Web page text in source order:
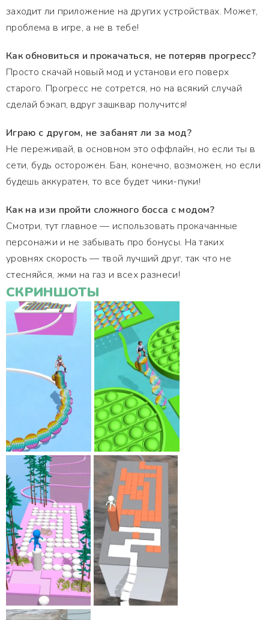
заходит ли приложение на других устройствах. Может,
проблема в игре, а не в тебе!
Как обновиться и прокачаться, не потеряв прогресс?
Просто скачай новый мод и установи его поверх
старого. Прогресс не сотрется, но на всякий случай
сделай бэкап, вдруг зашквар получится!
Играю с другом, не забанят ли за мод?
Не переживай, в основном это оффлайн, но если ты в
сети, будь осторожен. Бан, конечно, возможен, но если
будешь аккуратен, то все будет чики-пуки!
Как на изи пройти сложного босса с модом?
Смотри, тут главное — использовать прокачанные
персонажи и не забывать про бонусы. На таких
уровнях скорость — твой лучший друг, так что не
стесняйся, жми на газ и всех разнеси!
СКРИНШОТЫ